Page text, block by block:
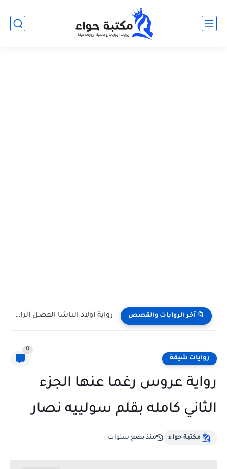
📁 آخر الروايات والقصص رواية علي اكتاف النساء الفصل الثامن 8 بقلم ناديه علي
روايات شيقة
0
رواية عروس رغما عنها الجزء
الثاني كامله بقلم سولييه نصار
مكتبة حواء منذ بضع سنوات